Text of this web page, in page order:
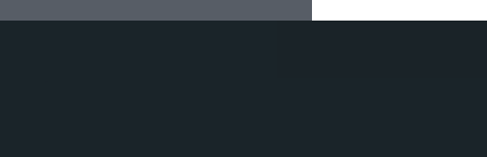
I want
I want
I want